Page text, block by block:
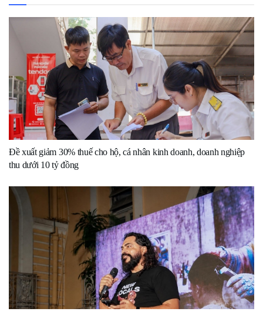
Đề xuất giảm 30% thuế cho hộ, cá nhân kinh doanh, doanh nghiệp
thu dưới 10 tỷ đồng